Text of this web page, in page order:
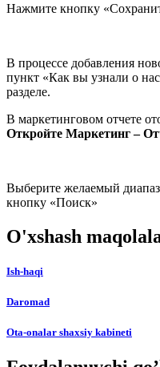
Нажмите кнопку
В процессе добавления
пункт «Как вы узнали о
разделе.
В маркетинговом отчете
Откройте Маркетинг –
Выберите желаемый
кнопку «Поиск»
O'xshash
Ish-haqi
Daromad
Ota-onalar shaxsiy kabineti